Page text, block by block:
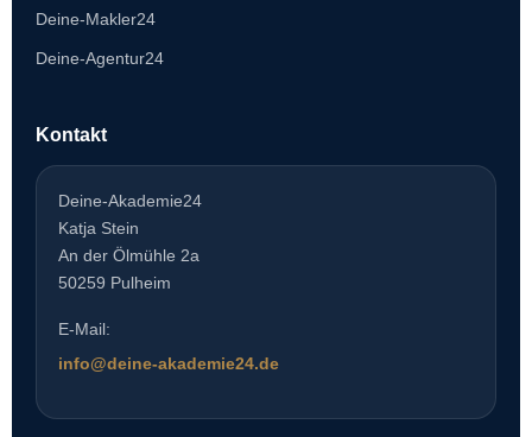
Deine-Makler24
Deine-Agentur24
Kontakt
Deine-Akademie24
Katja Stein
An der Ölmühle 2a
50259 Pulheim
E-Mail:
info@deine-akademie24.de